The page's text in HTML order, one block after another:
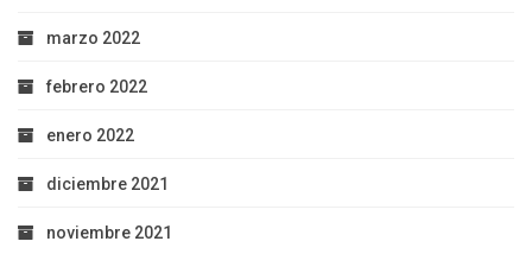
marzo 2022
febrero 2022
enero 2022
diciembre 2021
noviembre 2021